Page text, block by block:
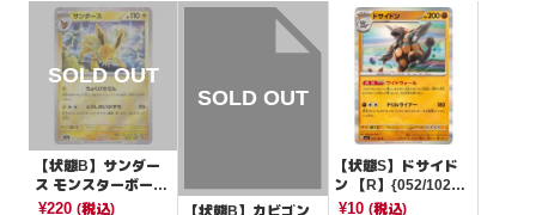
【状態B】サンダー
ス モンスターボール
ミラー【R】{135/16
¥220 (税込)
【状態B】カビゴン
【状態S】ドサイド
ン 【R】{052/102}
[SV7]
¥10 (税込)